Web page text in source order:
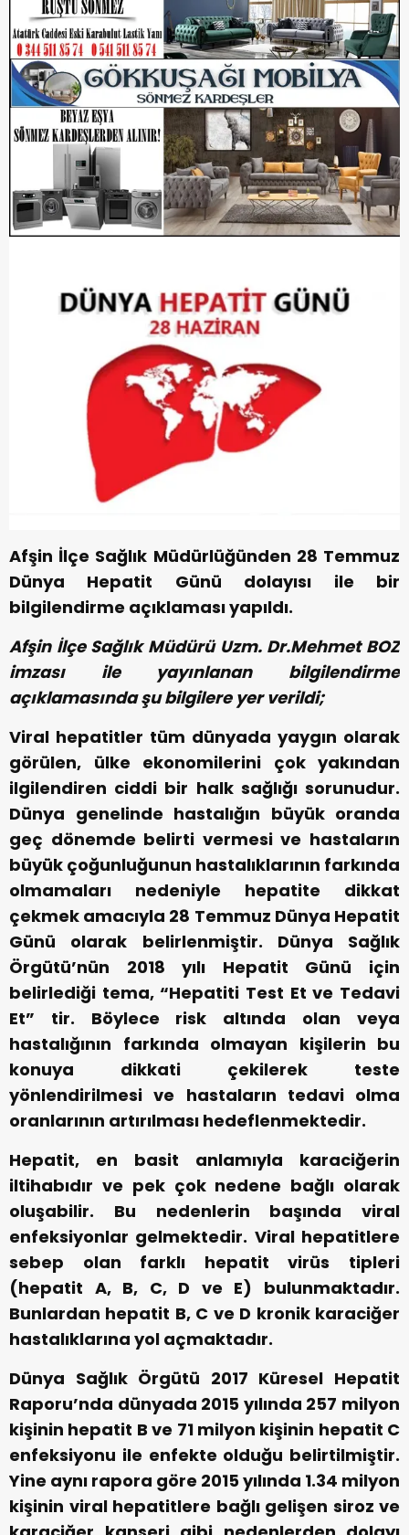
Afşin İlçe Sağlık Müdürlüğünden 28 Temmuz
Dünya Hepatit Günü dolayısı ile bir
bilgilendirme açıklaması yapıldı.
Afşin İlçe Sağlık Müdürü Uzm. Dr.Mehmet BOZ
imzası ile yayınlanan bilgilendirme
açıklamasında şu bilgilere yer verildi;
Viral hepatitler tüm dünyada yaygın olarak
görülen, ülke ekonomilerini çok yakından
ilgilendiren ciddi bir halk sağlığı sorunudur.
Dünya genelinde hastalığın büyük oranda
geç dönemde belirti vermesi ve hastaların
büyük çoğunluğunun hastalıklarının farkında
olmamaları nedeniyle hepatite dikkat
çekmek amacıyla 28 Temmuz Dünya Hepatit
Günü olarak belirlenmiştir. Dünya Sağlık
Örgütü’nün 2018 yılı Hepatit Günü için
belirlediği tema, “Hepatiti Test Et ve Tedavi
Et” tir. Böylece risk altında olan veya
hastalığının farkında olmayan kişilerin bu
konuya dikkati çekilerek teste
yönlendirilmesi ve hastaların tedavi olma
oranlarının artırılması hedeflenmektedir.
Hepatit, en basit anlamıyla karaciğerin
iltihabıdır ve pek çok nedene bağlı olarak
oluşabilir. Bu nedenlerin başında viral
enfeksiyonlar gelmektedir. Viral hepatitlere
sebep olan farklı hepatit virüs tipleri
(hepatit A, B, C, D ve E) bulunmaktadır.
Bunlardan hepatit B, C ve D kronik karaciğer
hastalıklarına yol açmaktadır.
Dünya Sağlık Örgütü 2017 Küresel Hepatit
Raporu’nda dünyada 2015 yılında 257 milyon
kişinin hepatit B ve 71 milyon kişinin hepatit C
enfeksiyonu ile enfekte olduğu belirtilmiştir.
Yine aynı rapora göre 2015 yılında 1.34 milyon
kişinin viral hepatitlere bağlı gelişen siroz ve